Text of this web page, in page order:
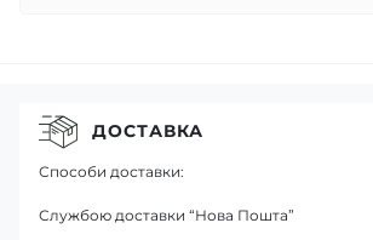
ДОСТАВКА
Способи доставки:
Службою доставки “Нова Пошта”